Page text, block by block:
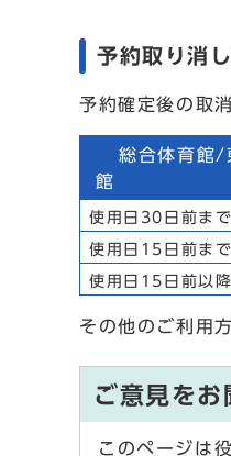
予約取り消
予約確定後の取
総合体育館/
使用日30日前ま
使用日15日前まで
使用日15日前以降
その他のご利用
ご意見をお
このページは